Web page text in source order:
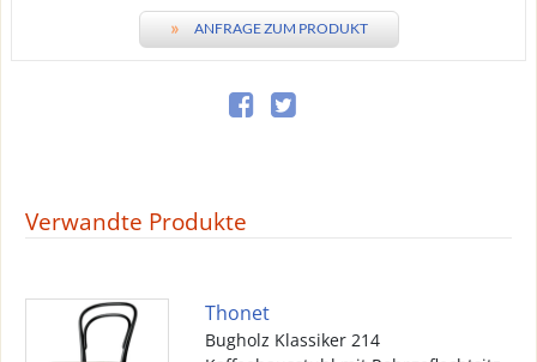
» ANFRAGE ZUM PRODUKT
Verwandte Produkte
Thonet
Bugholz Klassiker 214